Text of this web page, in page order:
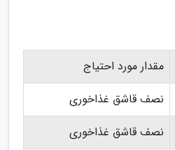
مقدار مورد احتیاج
نصف قاشق غذاخوری
نصف قاشق غذاخوری